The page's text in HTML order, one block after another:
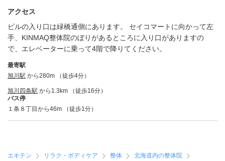
アクセス
ビルの入り口は緑橋通側にあります。 セイコマートに向かって左
手、KINMAQ整体院のぼりがあるところに入り口がありますの
で、エレベーターに乗って4階で降りてください。
最寄駅
旭川駅 から280m （徒歩4分）
旭川四条駅 から1.3km （徒歩16分）
バス停
１条８丁目から46m （徒歩1分）
エキテン リラク・ボディケア 整体
北海道内の整体院